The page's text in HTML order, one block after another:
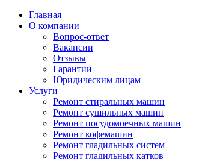
Главная
О компании
Вопрос-ответ
Вакансии
Отзывы
Гарантии
Юридическим лицам
Услуги
Ремонт стиральных машин
Ремонт сушильных машин
Ремонт посудомоечных машин
Ремонт кофемашин
Ремонт гладильных систем
Ремонт гладильных катков